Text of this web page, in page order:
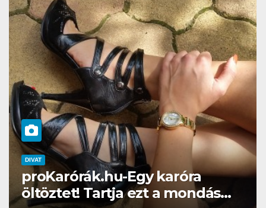
DIVAT SZÉPSÉG
Gél lakk otthon? Naná, a
Brillbirddel simán!